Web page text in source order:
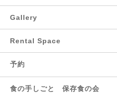
Gallery
Rental Space
予約
食の手しごと 保存食の会